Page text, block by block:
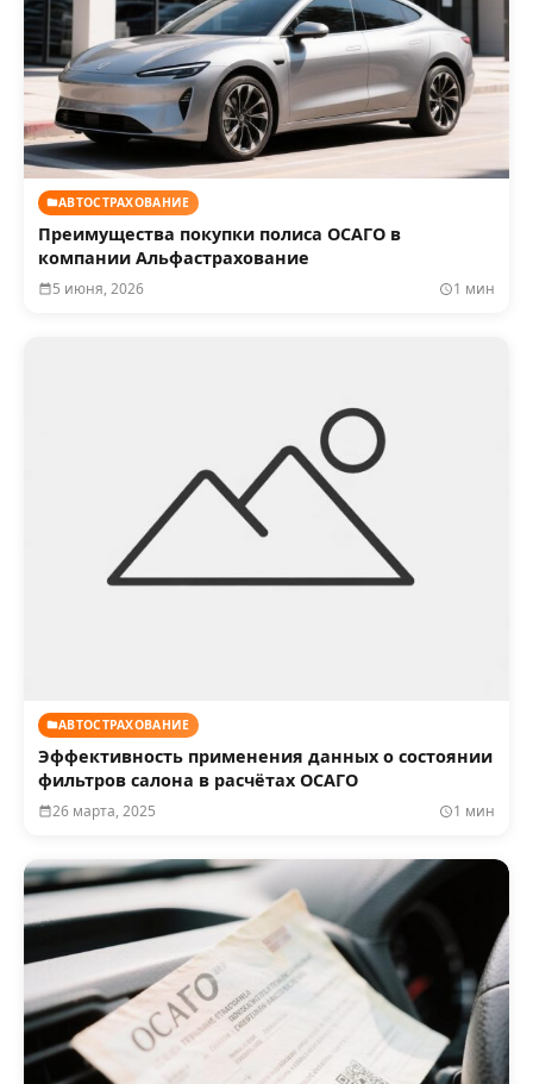
АВТОСТРАХОВАНИЕ
Преимущества покупки полиса ОСАГО в
компании Альфастрахование
5 июня, 2026 1 мин
АВТОСТРАХОВАНИЕ
Эффективность применения данных о состоянии
фильтров салона в расчётах ОСАГО
26 марта, 2025 1 мин